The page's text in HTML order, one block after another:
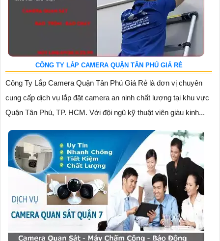
CÔNG TY LẮP CAMERA QUẬN TÂN PHÚ GIÁ RẺ
Công Ty Lắp Camera Quận Tân Phú Giá Rẻ là đơn vị chuyên
cung cấp dịch vụ lắp đặt camera an ninh chất lượng tại khu vực
Quận Tân Phú, TP. HCM. Với đội ngũ kỹ thuật viên giàu kinh...